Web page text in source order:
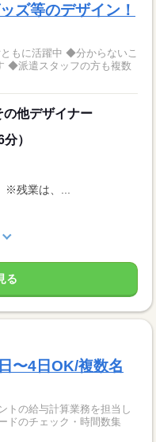
ズ等のデザイン！
もに活躍中 ◆分からないこ
◆派遣スタッフの方も複数
の他デザイナー
）
※残業は、...
る
〜4日OK/複数名
トの給与計算業務を担当し
ドのチェック・時間数集